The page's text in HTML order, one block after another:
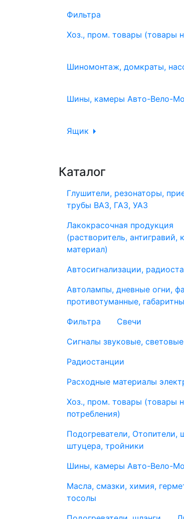
Фильтра
Хоз., пром. товары (товары
Шиномонтаж, домкраты,
Шины, камеры Авто-Вело-
Ящик
Каталог
Глушители, резонаторы,
трубы ВАЗ, ГАЗ, УАЗ
Лакокрасочная продукция
(растворитель, антигравий,
материал)
Автосигнализации,
Автолампы, дневные огни,
противотуманные,
Фильтра
Свечи
Сигналы звуковые, световые
Радиостанции
Расходные материалы
Хоз., пром. товары (товары
потребления)
Подогреватели, Отопители,
штуцера, тройники
Шины, камеры Авто-Вело-
Масла, смазки, химия,
тосолы